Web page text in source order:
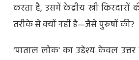
करता है, उसमें केंद्रीय स्त्री
तरीके से क्यों नहीं है—जैसे पुरुषों की?
‘पाताल लोक’ का उद्देश्य केवल